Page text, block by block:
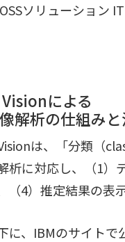
ソリューション
による
解析の仕組み
は、「分類（
析に対応し、（1）
（4）推定結果の表
に、IBMのサイトで